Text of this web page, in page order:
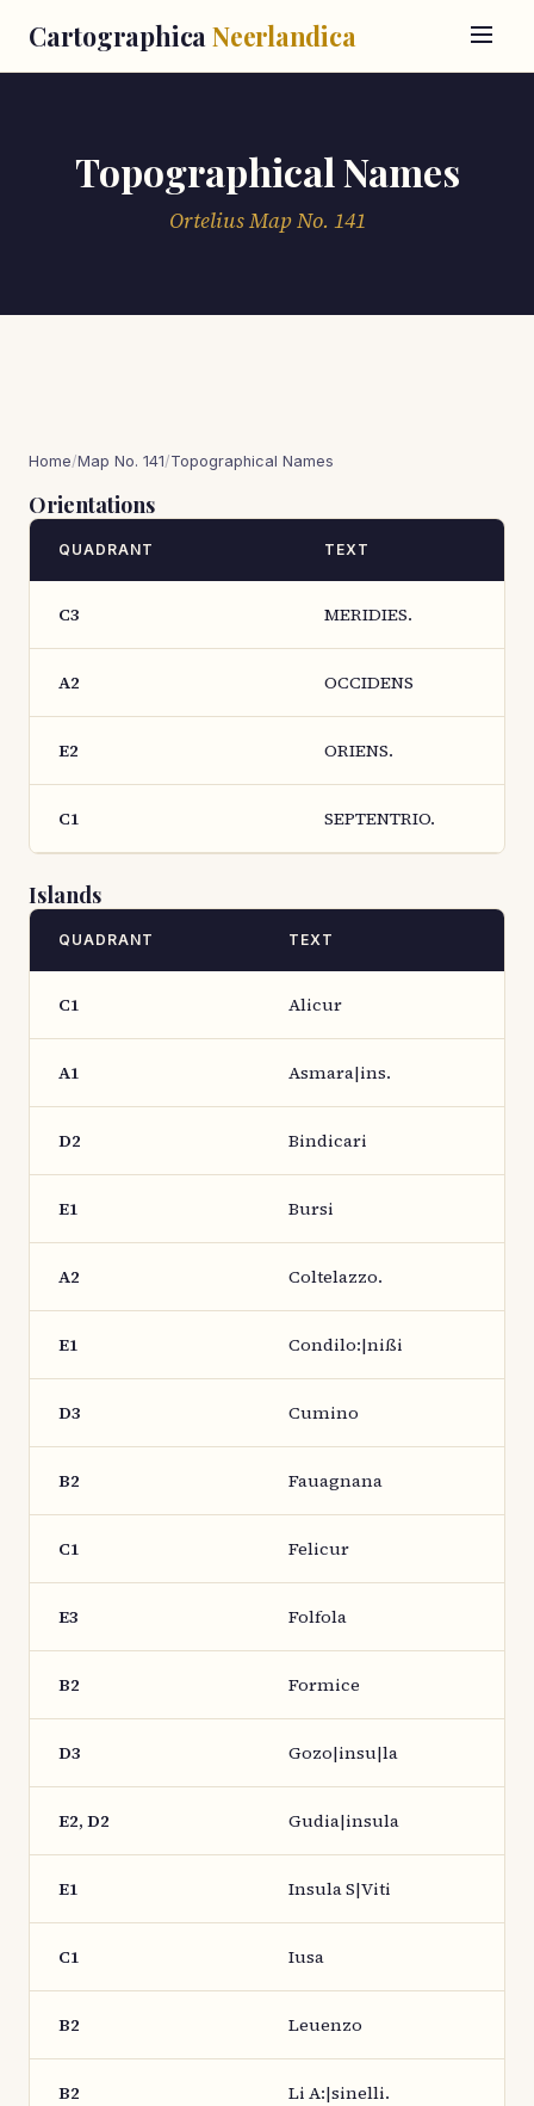
Cartographica Neerlandica
Topographical Names
Ortelius Map No. 141
Home/Map No. 141/Topographical Names
Orientations
QUADRANT TEXT
C3 MERIDIES.
A2 OCCIDENS
E2 ORIENS.
C1 SEPTENTRIO.
Islands
QUADRANT TEXT
C1 Alicur
A1 Asmara|ins.
D2 Bindicari
E1 Bursi
A2 Coltelazzo.
E1 Condilo:|nißi
D3 Cumino
B2 Fauagnana
C1 Felicur
E3 Folfola
B2 Formice
D3 Gozo|insu|la
E2, D2 Gudia|insula
E1 Insula S|Viti
C1 Iusa
B2 Leuenzo
B2 Li A:|sinelli.